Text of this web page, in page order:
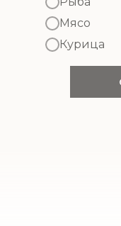
Мясо
Курица